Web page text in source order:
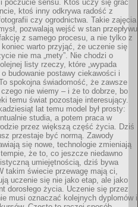
poczucie sensu. Ktoś uczy się grać
ktoś inny odkrywa radość z
czy ogrodnictwa. Takie zajęcia
pozwalają wejść w stan przepływu
z samego procesu, a nie tylko z
koniec warto przyjąć, że uczenie się
nie ma „mety”. Nie chodzi o
listy rzeczy, które „wypada
budowanie postawy ciekawości i
spokojna świadomość, że zawsze
nie wiemy – i że to dobrze, bo
temu świat pozostaje interesujący.
lat temu model był prosty:
studia, a potem praca w
przez większą część życia. Dziś
przestaje być normą. Zawody
się nowe, technologie zmieniają
że to, co jeszcze niedawno
umiejętnością, dziś bywa
takim świecie przewagę mają ci,
uczenie się nie jako etap, ale jako
dorosłego życia. Uczenie się przez
musi oznaczać kolejnych dyplomów i